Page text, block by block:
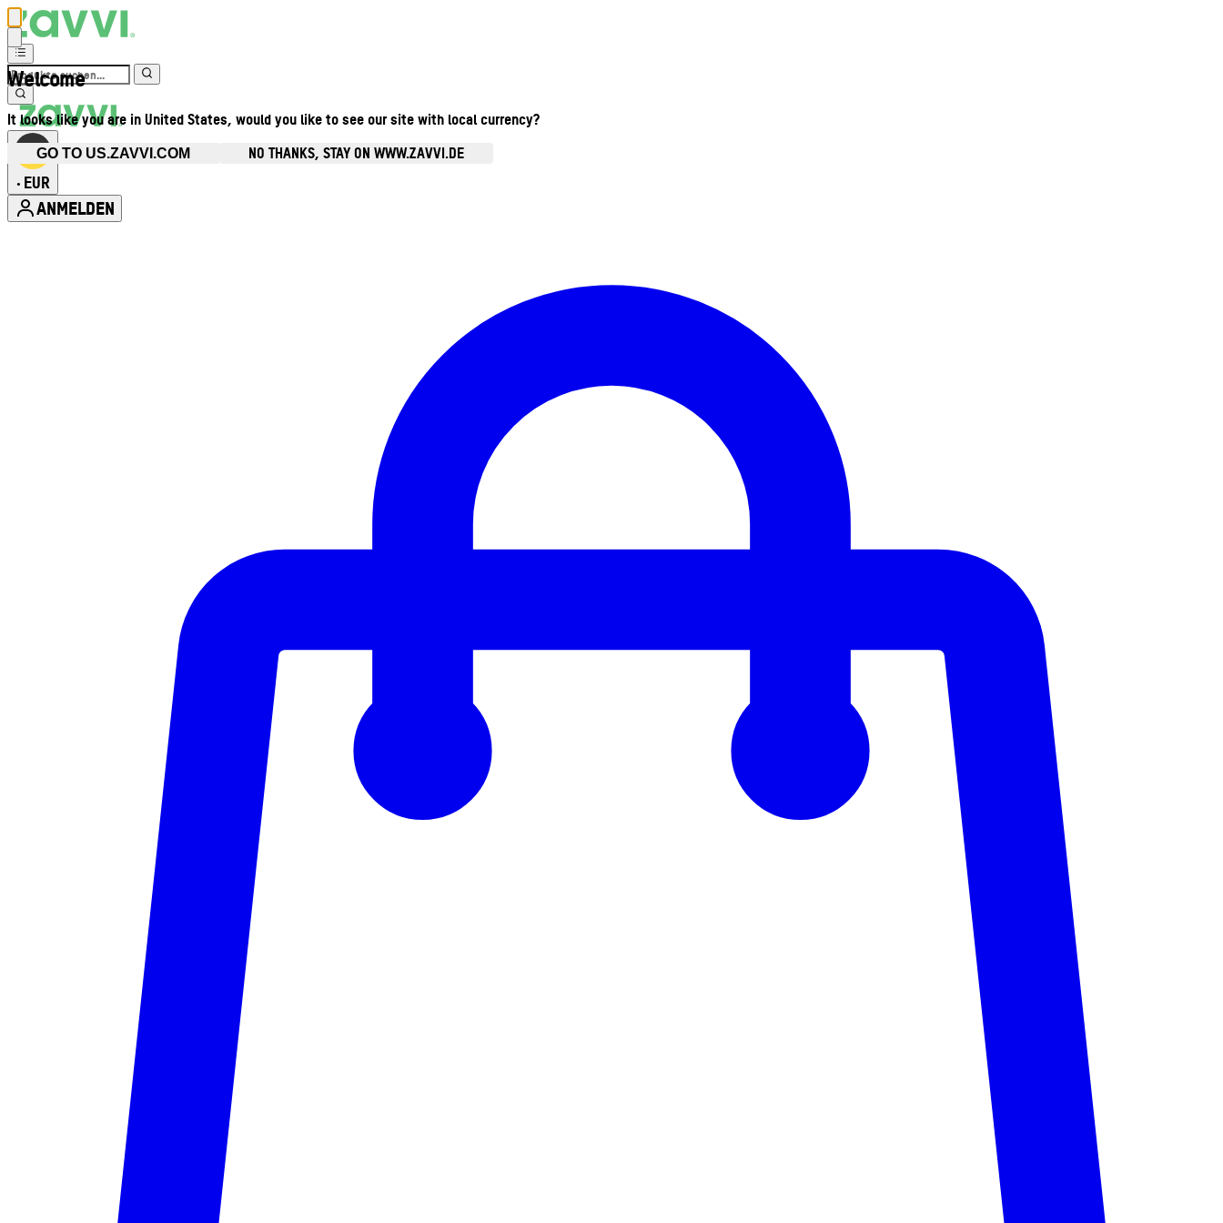
Welcome
It looks like you are in United States, would you like to see our site with local currency?
GO TO US.ZAVVI.COM NO THANKS, STAY ON WWW.ZAVVI.DE
• EUR
ANMELDEN